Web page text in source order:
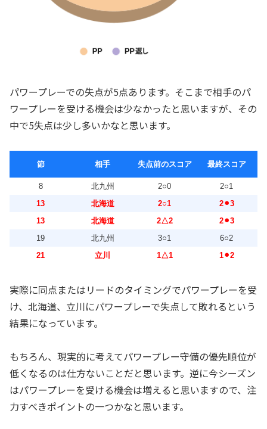
パワープレーでの失点が5点あります。そこまで相手のパ
ワープレーを受ける機会は少なかったと思いますが、その
中で5失点は少し多いかなと思います。
節 相手 失点前のスコア 最終スコア
8 北九州 2○0
2○1
13
北海道 2○1
2⚫︎3
13
北海道 2△2
2⚫︎3
19
北九州 3○1
6○2
21
立川 1△1 1⚫︎2
実際に同点またはリードのタイミングでパワープレーを受
け、北海道、立川にパワープレーで失点して敗れるという
結果になっています。
もちろん、現実的に考えてパワープレー守備の優先順位が
低くなるのは仕方ないことだと思います。逆に今シーズン
はパワープレーを受ける機会は増えると思いますので、注
力すべきポイントの一つかなと思います。